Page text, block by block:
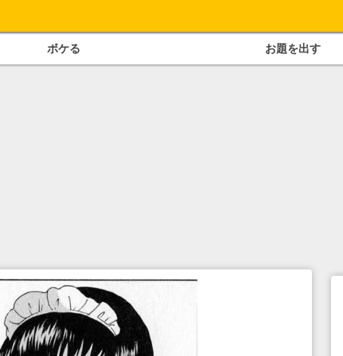
ボケる お題を出す